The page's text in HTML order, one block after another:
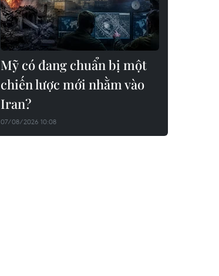
Mỹ có đang chuẩn bị một
chiến lược mới nhằm vào
Iran?
07/08/2026 10:08